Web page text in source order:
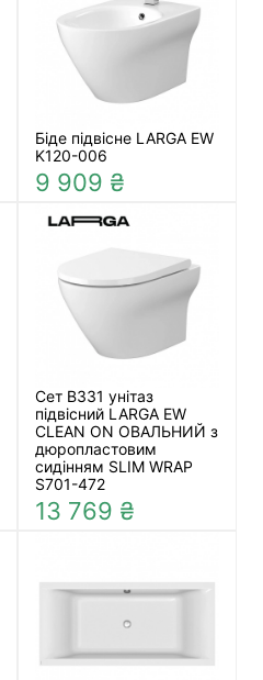
Біде підвісне LARGA EW
K120-006
9 909 ₴
Сет В331 унітаз
підвісний LARGA EW
CLEAN ON ОВАЛЬНИЙ з
дюропластовим
сидінням SLIM WRAP
S701-472
13 769 ₴